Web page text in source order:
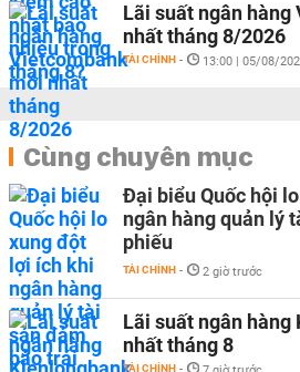
Lãi suất ngân
nhất tháng 8/2026
TÀI CHÍNH - 13:00 | 05/08/
Cùng chuyên mục
Đại biểu Quốc hội
ngân hàng quản lý
phiếu
TÀI CHÍNH - 2 giờ trước
Lãi suất ngân
nhất tháng 8
TÀI CHÍNH